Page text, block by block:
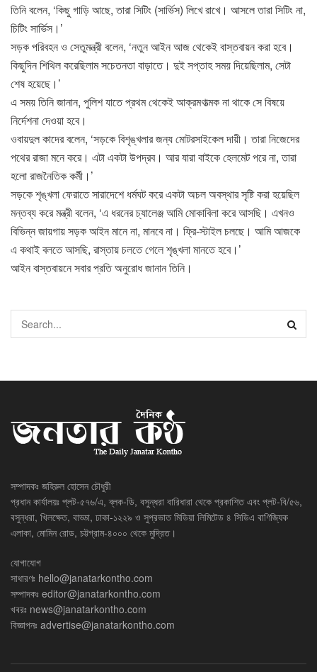
তিনি বলেন, ‘কিছু গাড়ি আছে, তারা সিটিং (সার্ভিস) লিখে রাখে। আসলে তারা সিটিং না,
চিটিং সার্ভিস।’
সড়ক পরিবহন ও সেতুমন্ত্রী বলেন, ‘নতুন আইন আজ থেকেই বাস্তবায়ন করা হবে।
কিছুদিন শিথিল করেছিলাম সচেতনতা বাড়াতে। দুই সপ্তাহ সময় দিয়েছিলাম, সেটা
শেষ হয়েছে।’
এ সময় তিনি জানান, পুলিশ যাতে প্রথম থেকেই আক্রমণাত্মক না থাকে সে বিষয়ে
নির্দেশনা দেওয়া হবে।
ওবায়দুল কাদের বলেন, ‘সড়কে বিশৃঙ্খলার জন্য মোটরসাইকেল দায়ী। তারা নিজেদের
পথের রাজা মনে করে। এটা একটা উপদ্রব। আর যারা বাইকে হেলমেট পরে না, তারা
হলো রাজনৈতিক কর্মী।’
সড়কে শৃঙ্খলা ফেরাতে সারাদেশে ধর্মঘট করে একটা অচল অবস্থার সৃষ্টি করা হয়েছিল
মন্তব্য করে মন্ত্রী বলেন, ‘এ ধরনের চ্যালেঞ্জ আমি মোকাবিলা করে আসছি। এখনও
বিভিন্ন জায়গায় সড়ক আইন মানে না, মানবে না। ফ্রি-স্টাইল চলছে। আমি আজকে
এ কথাই বলতে আসছি, রাস্তায় চলতে গেলে শৃঙ্খলা মানতে হবে।’
আইন বাস্তবায়নে সবার প্রতি অনুরোধ জানান তিনি।
সম্পাদকঃ জহিরুল হোসেন চৌধুরী
প্রধান কার্যালয়ঃ প্লট-৫৭৬/এ, ব্লক-ডি, বসুন্ধরা বারিধারা থেকে প্রকাশিত এবং প্লট-বি/৫৬,
বসুন্ধরা, খিলক্ষেত, বাড্ডা, ঢাকা-১২২৯ ও সুপ্রভাত মিডিয়া লিমিটেড ৪ সিডিএ বাণিজ্যিক
এলাকা, মোমিন রোড, চট্টগ্রাম-৪০০০ থেকে মুদ্রিত।
যোগাযোগ
সাধারণঃ hello@janatarkontho.com
সম্পাদকঃ editor@janatarkontho.com
খবরঃ news@janatarkontho.com
বিজ্ঞাপনঃ advertise@janatarkontho.com